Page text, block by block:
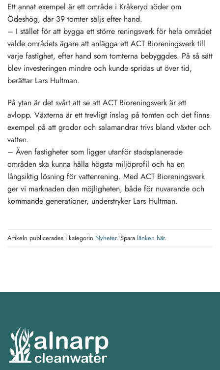
Ett annat exempel är ett område i Kråkeryd söder om
Ödeshög, där 39 tomter säljs efter hand.
– I stället för att bygga ett större reningsverk för hela området
valde områdets ägare att anlägga ett ACT Bioreningsverk till
varje fastighet, efter hand som tomterna bebyggdes. På så sätt
blev investeringen mindre och kunde spridas ut över tid,
berättar Lars Hultman.
På ytan är det svårt att se att ACT Bioreningsverk är ett
avlopp. Växterna är ett trevligt inslag på tomten och det finns
exempel på att grodor och salamandrar trivs bland växter och
vatten.
– Även fastigheter som ligger utanför stadsplanerade
områden ska kunna hålla högsta miljöprofil och ha en
långsiktig lösning för vattenrening. Med ACT Bioreningsverk
ger vi marknaden den möjligheten, både för nuvarande och
kommande generationer, understryker Lars Hultman.
Artikeln publicerades i kategorin Nyheter. Spara länken här.